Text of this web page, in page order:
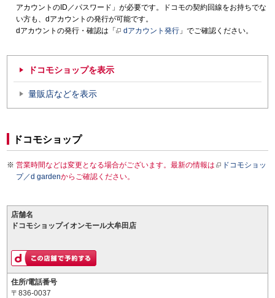
アカウントのID／パスワード」が必要です。ドコモの契約回線をお持ちでな
い方も、dアカウントの発行が可能です。
dアカウントの発行・確認は「
dアカウント発行 」でご確認ください。
ドコモショップを表示
量販店などを表示
ドコモショップ
営業時間などは変更となる場合がございます。最新の情報は
ドコモショッ
プ／d gardenからご確認ください。
店舗名
ドコモショップイオンモール大牟田店
住所/電話番号
〒836-0037